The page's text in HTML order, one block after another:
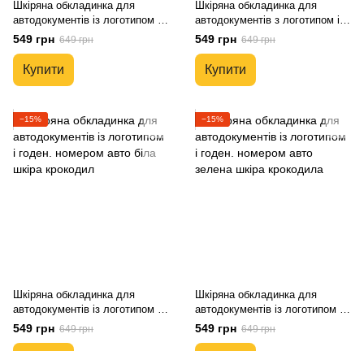
Шкіряна обкладинка для
автодокументів із логотипом і
годен. номером авто коричнева
шкіра крокодила
549 грн 649 грн
Купити
Шкіряна обкладинка для
автодокументів з логотипом і
держ. номером авто сіра шкіра
крокодил
549 грн 649 грн
Купити
−15%
Шкіряна обкладинка для
автодокументів із логотипом і
годен. номером авто біла шкіра
крокодил
549 грн 649 грн
−15%
Шкіряна обкладинка для
автодокументів із логотипом і
годен. номером авто зелена
шкіра крокодила
549 грн 649 грн